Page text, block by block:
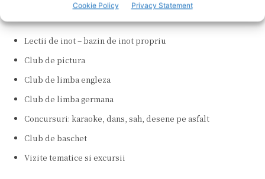
Cookie Policy Privacy Statement
mai placut, de a se distra zilnic participand la diferite activitati:
Lectii de inot – bazin de inot propriu
Club de pictura
Club de limba engleza
Club de limba germana
Concursuri: karaoke, dans, sah, desene pe asfalt
Club de baschet
Vizite tematice si excursii